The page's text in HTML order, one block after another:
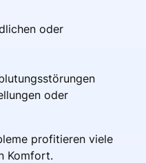
oder
oder
profitieren viele
Komfort.